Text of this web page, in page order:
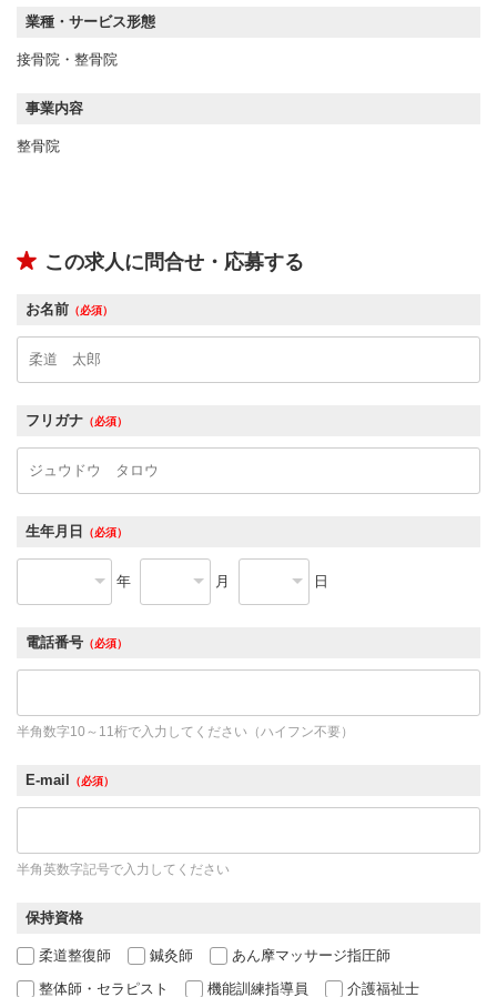
業種・サービス形態
接骨院・整骨院
事業内容
整骨院
この求人に問合せ・応募する
お名前 （必須）
フリガナ （必須）
生年月日 （必須）
年 月 日
電話番号 （必須）
半角数字10～11桁で入力してください（ハイフン不要）
E-mail （必須）
半角英数字記号で入力してください
保持資格
柔道整復師 鍼灸師
あん摩マッサージ指圧師
整体師・セラピスト
機能訓練指導員 介護福祉士